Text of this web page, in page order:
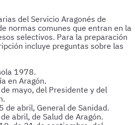
del Servicio Aragonés de
normas comunes que entran en la
selectivos. Para la preparación
incluye preguntas sobre las
1978.
en Aragón.
mayo, del Presidente y del
de abril, General de Sanidad.
abril, de Salud de Aragón.